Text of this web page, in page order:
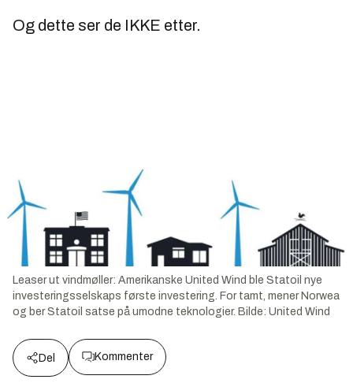
Og dette ser de IKKE etter.
Leaser ut vindmøller: Amerikanske United Wind ble Statoil nye
investeringsselskaps første investering. For tamt, mener Norwea
og ber Statoil satse på umodne teknologier. Bilde: United Wind
Del Kommenter